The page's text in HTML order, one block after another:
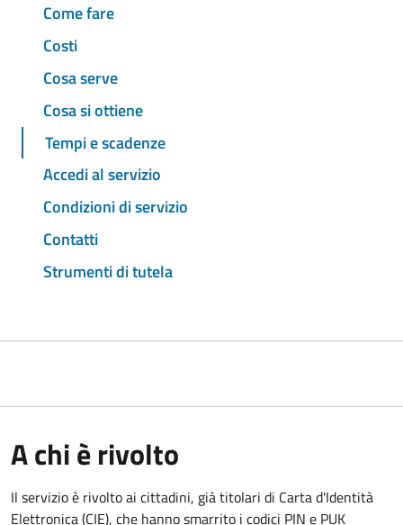
Come fare
Costi
Cosa serve
Cosa si ottiene
Tempi e scadenze
Accedi al servizio
Condizioni di servizio
Contatti
Strumenti di tutela
A chi è rivolto
Il servizio è rivolto ai cittadini, già titolari di Carta d'Identità
Elettronica (CIE), che hanno smarrito i codici PIN e PUK